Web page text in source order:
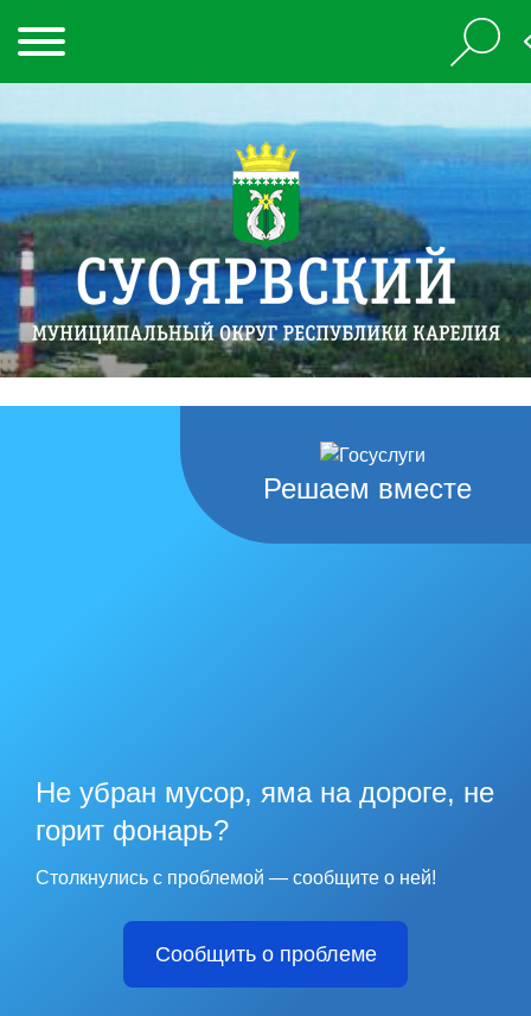
Решаем вместе
Не убран мусор, яма на дороге, не
горит фонарь?
Столкнулись с проблемой — сообщите о ней!
Сообщить о проблеме